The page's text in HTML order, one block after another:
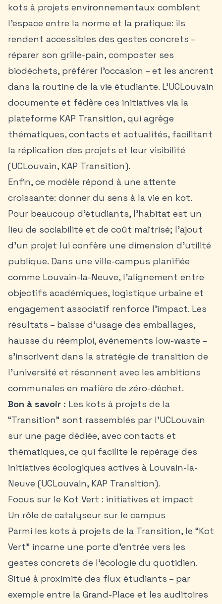
kots à projets environnementaux comblent
l’espace entre la norme et la pratique: ils
rendent accessibles des gestes concrets –
réparer son grille-pain, composter ses
biodéchets, préférer l’occasion – et les ancrent
dans la routine de la vie étudiante. L’UCLouvain
documente et fédère ces initiatives via la
plateforme KAP Transition, qui agrège
thématiques, contacts et actualités, facilitant
la réplication des projets et leur visibilité
(UCLouvain, KAP Transition).
Enfin, ce modèle répond à une attente
croissante: donner du sens à la vie en kot.
Pour beaucoup d’étudiants, l’habitat est un
lieu de sociabilité et de coût maîtrisé; l’ajout
d’un projet lui confère une dimension d’utilité
publique. Dans une ville-campus planifiée
comme Louvain-la-Neuve, l’alignement entre
objectifs académiques, logistique urbaine et
engagement associatif renforce l’impact. Les
résultats – baisse d’usage des emballages,
hausse du réemploi, événements low-waste –
s’inscrivent dans la stratégie de transition de
l’université et résonnent avec les ambitions
communales en matière de zéro-déchet.
Bon à savoir : Les kots à projets de la
“Transition” sont rassemblés par l’UCLouvain
sur une page dédiée, avec contacts et
thématiques, ce qui facilite le repérage des
initiatives écologiques actives à Louvain-la-
Neuve (UCLouvain, KAP Transition).
Focus sur le Kot Vert : initiatives et impact
Un rôle de catalyseur sur le campus
Parmi les kots à projets de la Transition, le “Kot
Vert” incarne une porte d’entrée vers les
gestes concrets de l’écologie du quotidien.
Situé à proximité des flux étudiants – par
exemple entre la Grand-Place et les auditoires